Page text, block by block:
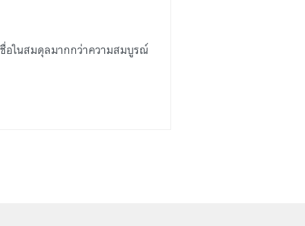
อในสมดุลมากกว่าความสมบูรณ์